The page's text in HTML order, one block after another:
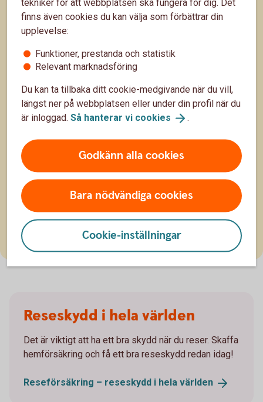
Köpa stuga eller fritidshus?
Ett alldeles eget ställe där du kan tillbringa dina
lediga stunder – det är klart att det låter lockande.
Men har du koll på vad du ska du tänka på innan du
köper stuga? Vi guidar dig i stugdjungeln!
8 okt. 2025
Fritid
Reseskydd i hela världen
Det är viktigt att ha ett bra skydd när du reser. Skaffa
hemförsäkring och få ett bra reseskydd redan idag!
Reseförsäkring – reseskydd i hela världen
tekniker för att webbplatsen ska fungera för dig. Det
finns även cookies du kan välja som förbättrar din
upplevelse:
Funktioner, prestanda och statistik
Relevant marknadsföring
Du kan ta tillbaka ditt cookie-medgivande när du vill,
längst ner på webbplatsen eller under din profil när du
är inloggad. Så hanterar vi cookies .
Godkänn alla cookies
Bara nödvändiga cookies
Cookie-inställningar